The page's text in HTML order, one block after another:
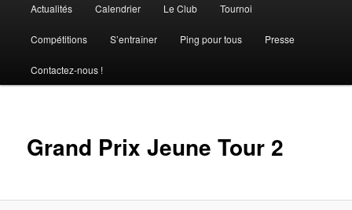
principal
Actualités Calendrier Le Club Tournoi
Compétitions S’entraîner Ping pour tous Presse
Contactez-nous !
Grand Prix Jeune Tour 2